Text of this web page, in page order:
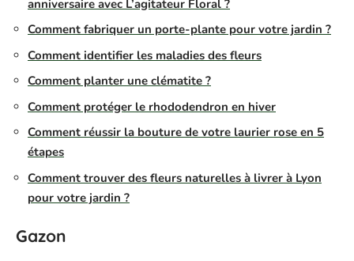
anniversaire avec L’agitateur Floral ?
Comment fabriquer un porte-plante pour votre jardin ?
Comment identifier les maladies des fleurs
Comment planter une clématite ?
Comment protéger le rhododendron en hiver
Comment réussir la bouture de votre laurier rose en 5
étapes
Comment trouver des fleurs naturelles à livrer à Lyon
pour votre jardin ?
Gazon